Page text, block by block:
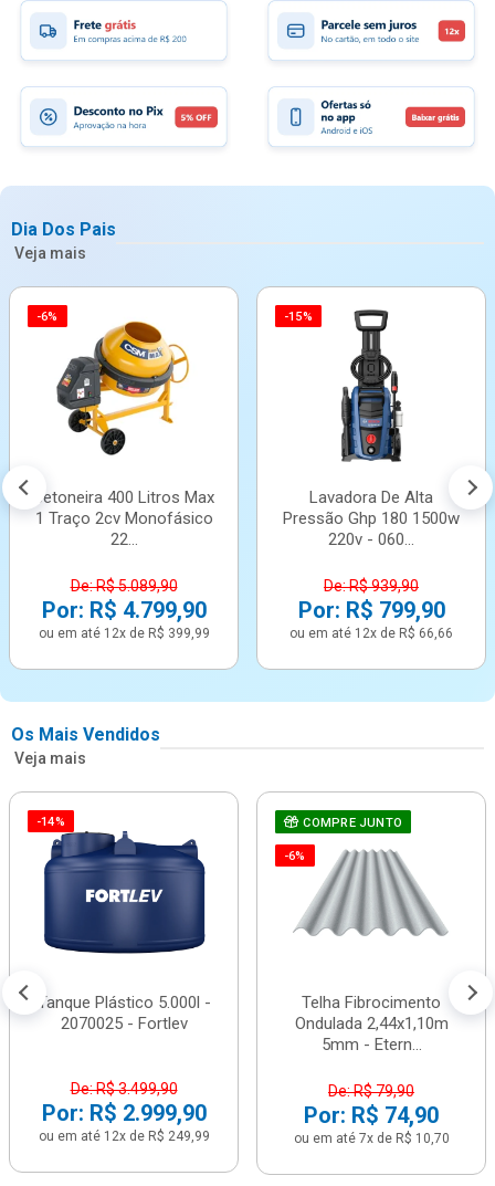
Dia Dos Pais
Veja mais
-6%
Betoneira 400 Litros Max
1 Traço 2cv Monofásico
22...
De: R$ 5.089,90
Por: R$ 4.799,90
ou em até 12x de R$ 399,99
-15%
Lavadora De Alta
Pressão Ghp 180 1500w
220v - 060...
De: R$ 939,90
Por: R$ 799,90
ou em até 12x de R$ 66,66
Os Mais Vendidos
Veja mais
-14%
Tanque Plástico 5.000l -
2070025 - Fortlev
De: R$ 3.499,90
Por: R$ 2.999,90
ou em até 12x de R$ 249,99
COMPRE JUNTO
-6%
Telha Fibrocimento
Ondulada 2,44x1,10m
5mm - Etern...
De: R$ 79,90
Por: R$ 74,90
ou em até 7x de R$ 10,70